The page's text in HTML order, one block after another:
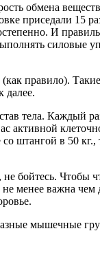
обмена
приседали 15
И
силовые
правило).
далее.
тела. Каждый
активной
штангой в 50
бойтесь.
не менее важна
мышечные